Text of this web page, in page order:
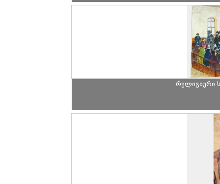
რელიგიური